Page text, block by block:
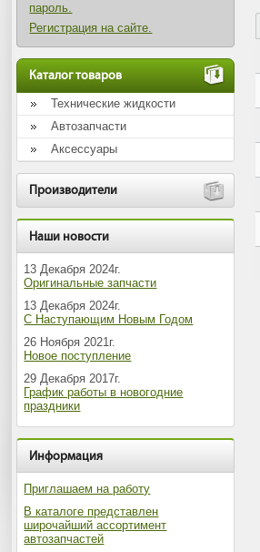
пароль.
Регистрация на сайте.
Каталог товаров
Технические жидкости
Автозапчасти
Аксессуары
Производители
Наши новости
13 Декабря 2024г.
Оригинальные запчасти
13 Декабря 2024г.
С Наступающим Новым Годом
26 Ноября 2021г.
Новое поступление
29 Декабря 2017г.
График работы в новогодние
праздники
Информация
Приглашаем на работу
В каталоге представлен
широчайший ассортимент
автозапчастей